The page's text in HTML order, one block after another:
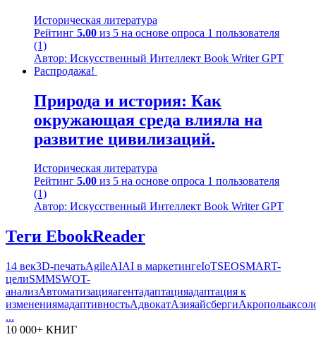
Историческая литература
Рейтинг 5.00 из 5 на основе опроса 1 пользователя
(1)
Автор: Искусственный Интеллект Book Writer GPT
Распродажа!
Природа и история: Как
окружающая среда влияла на
развитие цивилизаций.
Историческая литература
Рейтинг 5.00 из 5 на основе опроса 1 пользователя
(1)
Автор: Искусственный Интеллект Book Writer GPT
Теги EbookReader
14 век3D-печатьAgileAIAI в маркетингеIoTSEOSMART-
целиSMMSWOT-
анализАвтоматизацияагентадаптацияадаптация к
изменениямадаптивностьАдвокатАзияайсбергиАкрополь
...
10 000+ КНИГ